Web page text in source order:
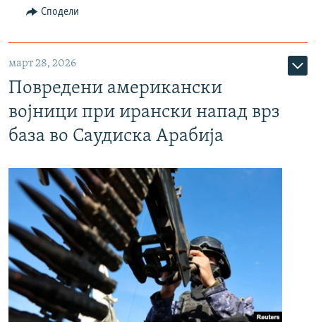
Сподели
март 28, 2026
Повредени американски
војници при ирански напад врз
база во Саудиска Арабија